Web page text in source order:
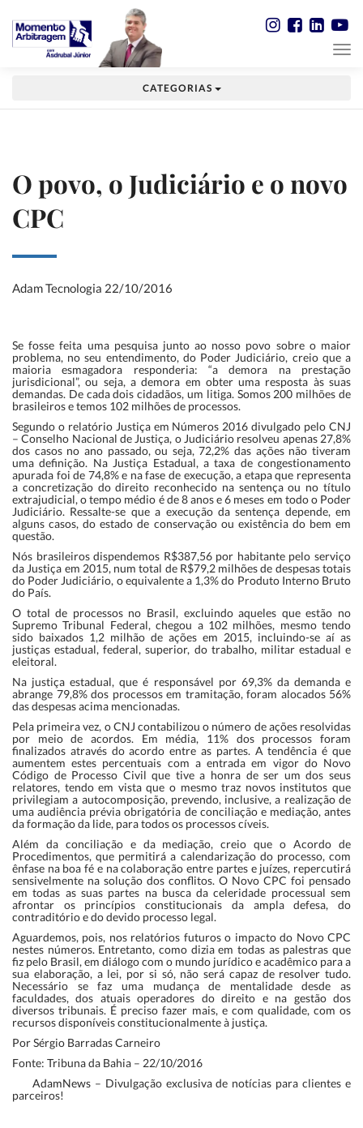
CATEGORIAS
O povo, o Judiciário e o novo
CPC
Adam Tecnologia 22/10/2016
Se fosse feita uma pesquisa junto ao nosso povo sobre o maior
problema, no seu entendimento, do Poder Judiciário, creio que a
maioria esmagadora responderia: “a demora na prestação
jurisdicional”, ou seja, a demora em obter uma resposta às suas
demandas. De cada dois cidadãos, um litiga. Somos 200 milhões de
brasileiros e temos 102 milhões de processos.
Segundo o relatório Justiça em Números 2016 divulgado pelo CNJ
– Conselho Nacional de Justiça, o Judiciário resolveu apenas 27,8%
dos casos no ano passado, ou seja, 72,2% das ações não tiveram
uma definição. Na Justiça Estadual, a taxa de congestionamento
apurada foi de 74,8% e na fase de execução, a etapa que representa
a concretização do direito reconhecido na sentença ou no título
extrajudicial, o tempo médio é de 8 anos e 6 meses em todo o Poder
Judiciário. Ressalte-se que a execução da sentença depende, em
alguns casos, do estado de conservação ou existência do bem em
questão.
Nós brasileiros dispendemos R$387,56 por habitante pelo serviço
da Justiça em 2015, num total de R$79,2 milhões de despesas totais
do Poder Judiciário, o equivalente a 1,3% do Produto Interno Bruto
do País.
O total de processos no Brasil, excluindo aqueles que estão no
Supremo Tribunal Federal, chegou a 102 milhões, mesmo tendo
sido baixados 1,2 milhão de ações em 2015, incluindo-se aí as
justiças estadual, federal, superior, do trabalho, militar estadual e
eleitoral.
Na justiça estadual, que é responsável por 69,3% da demanda e
abrange 79,8% dos processos em tramitação, foram alocados 56%
das despesas acima mencionadas.
Pela primeira vez, o CNJ contabilizou o número de ações resolvidas
por meio de acordos. Em média, 11% dos processos foram
finalizados através do acordo entre as partes. A tendência é que
aumentem estes percentuais com a entrada em vigor do Novo
Código de Processo Civil que tive a honra de ser um dos seus
relatores, tendo em vista que o mesmo traz novos institutos que
privilegiam a autocomposição, prevendo, inclusive, a realização de
uma audiência prévia obrigatória de conciliação e mediação, antes
da formação da lide, para todos os processos cíveis.
Além da conciliação e da mediação, creio que o Acordo de
Procedimentos, que permitirá a calendarização do processo, com
ênfase na boa fé e na colaboração entre partes e juízes, repercutirá
sensivelmente na solução dos conflitos. O Novo CPC foi pensado
em todas as suas partes na busca da celeridade processual sem
afrontar os princípios constitucionais da ampla defesa, do
contraditório e do devido processo legal.
Aguardemos, pois, nos relatórios futuros o impacto do Novo CPC
nestes números. Entretanto, como dizia em todas as palestras que
fiz pelo Brasil, em diálogo com o mundo jurídico e acadêmico para a
sua elaboração, a lei, por si só, não será capaz de resolver tudo.
Necessário se faz uma mudança de mentalidade desde as
faculdades, dos atuais operadores do direito e na gestão dos
diversos tribunais. É preciso fazer mais, e com qualidade, com os
recursos disponíveis constitucionalmente à justiça.
Por Sérgio Barradas Carneiro
Fonte: Tribuna da Bahia – 22/10/2016
AdamNews– Divulgação exclusiva de notícias para clientes e
parceiros!